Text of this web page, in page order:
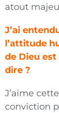
atout
J’ai
l’attitude
de Dieu est
dire ?
J’aime
conviction